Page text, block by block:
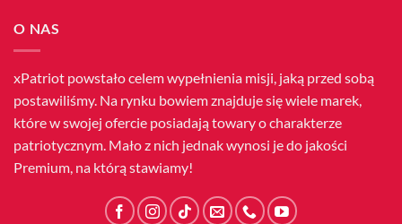
O NAS
xPatriot powstało celem wypełnienia misji, jaką przed sobą
postawiliśmy. Na rynku bowiem znajduje się wiele marek,
które w swojej ofercie posiadają towary o charakterze
patriotycznym. Mało z nich jednak wynosi je do jakości
Premium, na którą stawiamy!